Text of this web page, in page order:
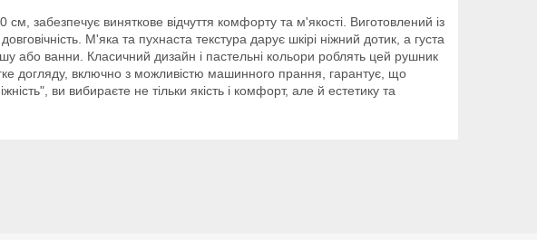
см, забезпечує виняткове відчуття комфорту та м'якості. Виготовлений із
М'яка та пухнаста текстура дарує шкірі ніжний дотик, а густа
або ванни. Класичний дизайн і пастельні кольори роблять цей рушник
догляду, включно з можливістю машинного прання, гарантує, що
ви вибираєте не тільки якість і комфорт, але й естетику та